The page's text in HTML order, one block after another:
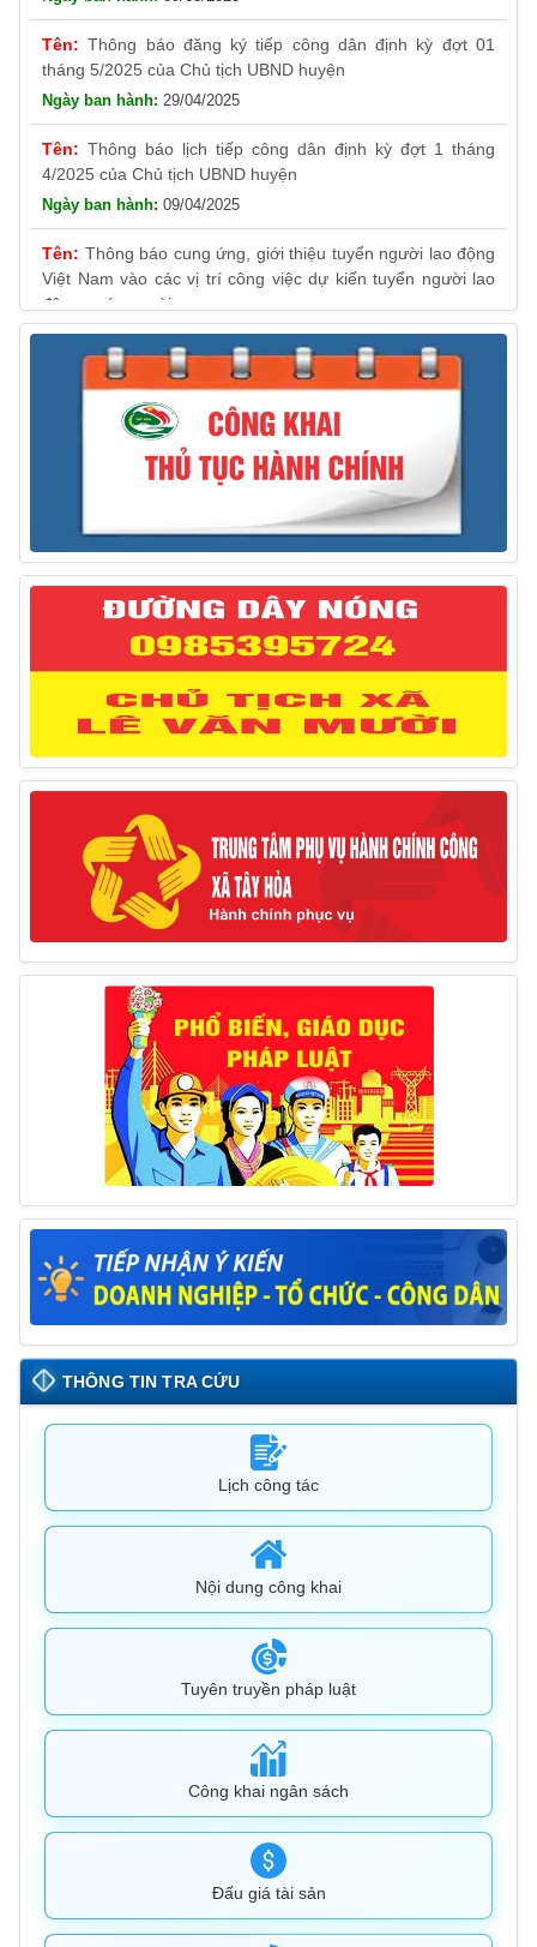
Thông báo đăng ký tiếp công dân định kỳ đợt 01
tháng 5/2025 của Chủ tịch UBND huyện
29/04/2025
Thông báo lịch tiếp công dân định kỳ đợt 1 tháng
4/2025 của Chủ tịch UBND huyện
09/04/2025
Thông báo cung ứng, giới thiệu tuyển người lao động
Việt Nam vào các vị trí công việc dự kiến tuyển người lao
động nước ngoài
31/03/2025
Thông báo treo cờ Tổ quốc nhân kỷ niệm 50 năm
Ngày giải phóng tỉnh Phú Yên (01/4/1975 – 01/4/2025)
28/03/2025
Thông báo giới thiệu, cung ứng lao động Việt Nam
cho Liên danh Hengtong International Engineering Co.,Ltd
27/03/2025
Thông báo đăng ký tiếp công dân định kỳ đợt 02
tháng 3/2025 của Chủ tịch UBND huyện
12/03/2025
Thông báo lịch công tác của Chủ tịch, các Phó Chủ
tịch UBND huyện và Phó Chủ tịch Hội đồng nhân dân
huyện (Từ ngày 10/3/2025 – 14/3/2025)
10/03/2025
Thông báo tổ chức thực hiện Cưỡng chế buộc thực
hiện biện pháp khắc phục hậu quả trong lĩnh vực đất đai
17/06/2025
Thông báo đăng ký tiếp công dân định kỳ đợt 01
26/05/2025
Lịch tiếp công dân định kỳ đợt 1 tháng 5/2025 của
Chủ tịch UBND huyện
09/05/2025
THÔNG TIN TRA CỨU
Lịch công tác
Nội dung công khai
Tuyên truyền pháp luật
Công khai ngân sách
Đấu giá tài sản